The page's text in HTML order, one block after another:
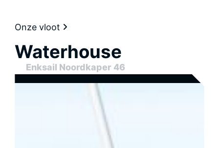
Vloot
Onze vloot
Waterhouse
Enksail Noordkaper 46